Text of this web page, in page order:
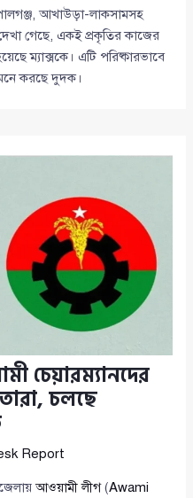
আখাউড়া-লাকসামসহ
দেখা গেছে, একই প্রকৃতির কাজের
ম্যাক্সকে। এটি পরিষ্কারভাবে
করছে দুদক।
চেয়ারম্যানদের
চলছে
Report
আওয়ামী লীগ(Awami